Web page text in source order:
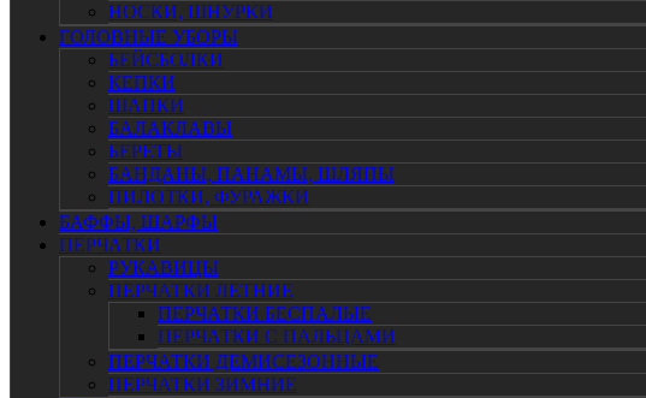
НОСКИ, ШНУРКИ
ГОЛОВНЫЕ УБОРЫ
БЕЙСБОЛКИ
КЕПКИ
ШАПКИ
БАЛАКЛАВЫ
БЕРЕТЫ
БАНДАНЫ, ПАНАМЫ, ШЛЯПЫ
ПИЛОТКИ, ФУРАЖКИ
БАФФЫ, ШАРФЫ
ПЕРЧАТКИ
РУКАВИЦЫ
ПЕРЧАТКИ ЛЕТНИЕ
ПЕРЧАТКИ БЕСПАЛЫЕ
ПЕРЧАТКИ С ПАЛЬЦАМИ
ПЕРЧАТКИ ДЕМИСЕЗОННЫЕ
ПЕРЧАТКИ ЗИМНИЕ